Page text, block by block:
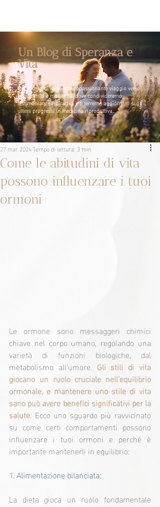
Un Blog di Speranza e
Vita
Unisciti a noi in questo appassionante viaggio verso
la paternità e maternità, dove condivideremo
testimonianze ispiratrici e ti terremo aggiornato sugli
ultimi progressi in medicina riproduttiva.
Come le abitudini di vita
possono influenzare i tuoi
ormoni
27 mar 2024Tempo di lettura: 3 min
Le ormone sono messaggeri chimici
chiave nel corpo umano, regolando una
varietà di funzioni biologiche, dal
metabolismo all'umore. Gli stili di vita
giocano un ruolo cruciale nell'equilibrio
ormonale, e mantenere uno stile di vita
sano può avere benefici significativi per la
salute. Ecco uno sguardo più ravvicinato
su come certi comportamenti possono
influenzare i tuoi ormoni e perché è
importante mantenerli in equilibrio:
1. Alimentazione bilanciata:
La dieta gioca un ruolo fondamentale